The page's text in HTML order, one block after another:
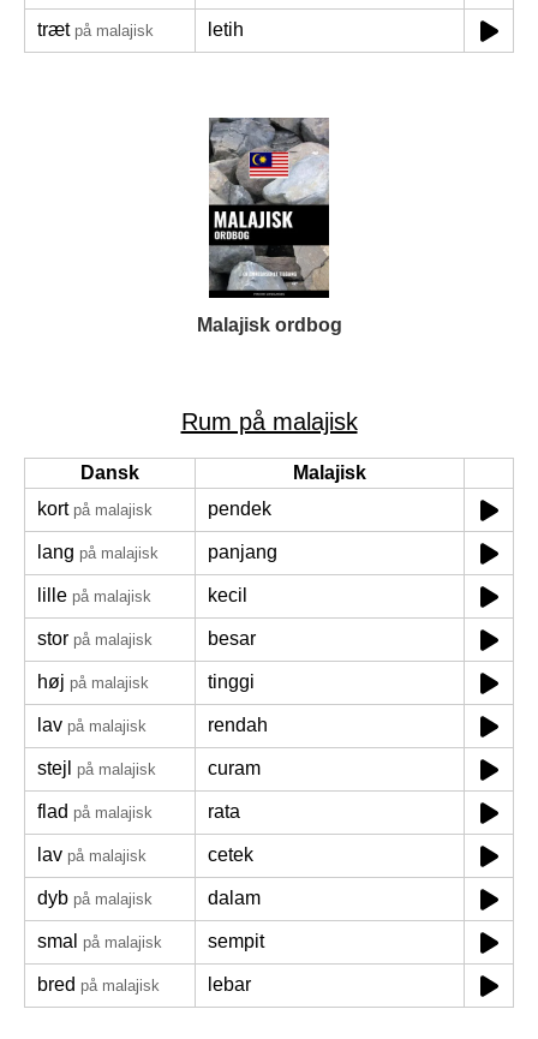
træt på malajisk letih
Malajisk ordbog
Rum på malajisk
Dansk
Malajisk
kort på malajisk pendek
lang på malajisk panjang
lille på malajisk kecil
stor på malajisk besar
høj på malajisk tinggi
lav på malajisk rendah
stejl på malajisk curam
flad på malajisk rata
lav på malajisk cetek
dyb på malajisk dalam
smal på malajisk sempit
bred på malajisk lebar